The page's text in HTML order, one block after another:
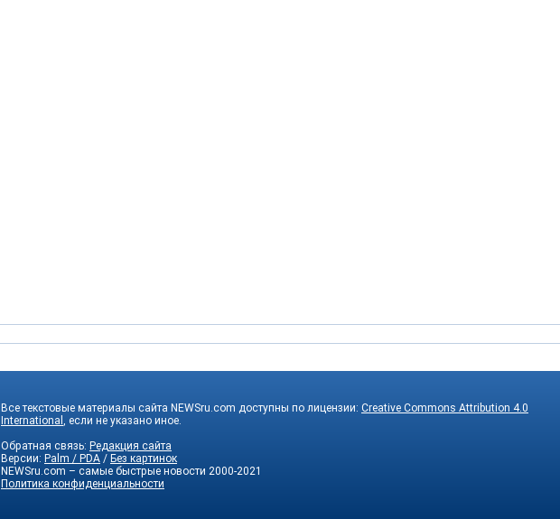
Все текстовые материалы сайта NEWSru.com доступны по лицензии: Creative Commons Attribution 4.0
International , если не указано иное.
Обратная связь: Редакция сайта
Версии: Palm / PDA / Без картинок
NEWSru.com – самые быстрые новости 2000-2021
Политика конфиденциальности